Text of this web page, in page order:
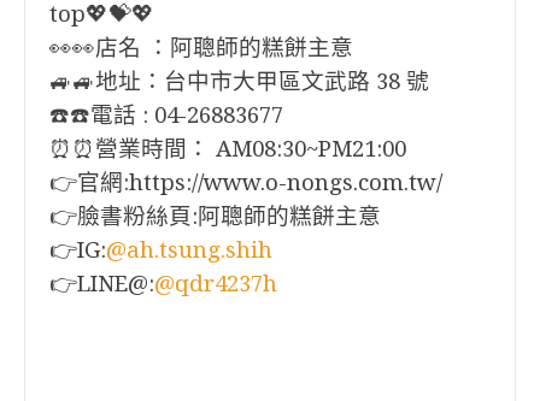
top💖💝💖
👀👀店名 ：阿聰師的糕餅主意
🚙🚙地址：台中市大甲區文武路 38 號
☎️☎️電話 : 04-26883677
⏰⏰營業時間： AM08:30~PM21:00
👉官網:https://www.o-nongs.com.tw/
👉臉書粉絲頁:阿聰師的糕餅主意
👉IG:@ah.tsung.shih
👉LINE@:@qdr4237h